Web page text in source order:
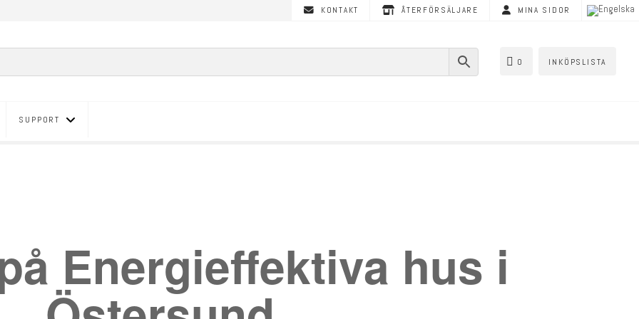
KONTAKT ÅTERFÖRSÄLJARE MINA SIDOR
0 INKÖPSLISTA
SUPPORT
Energieffektiva hus i